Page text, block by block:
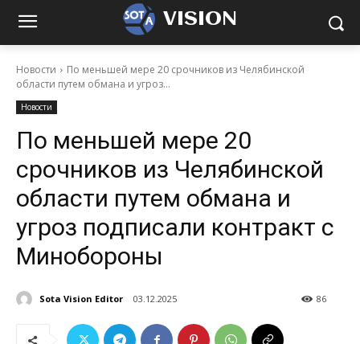
VISION
Новости
По меньшей мере 20 срочников из Челябинской
области путем обмана и угроз...
Новости
По меньшей мере 20
срочников из Челябинской
области путем обмана и
угроз подписали контракт с
Минобороны
Sota Vision Editor 03.12.2025 86